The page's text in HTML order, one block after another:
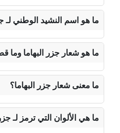
ما هو اسم النشيد الوطني لـ
ما هو شعار جزر البهاما وما
ما معنى شعار جزر البهاما؟
ما هي الألوان التي ترمز لـ